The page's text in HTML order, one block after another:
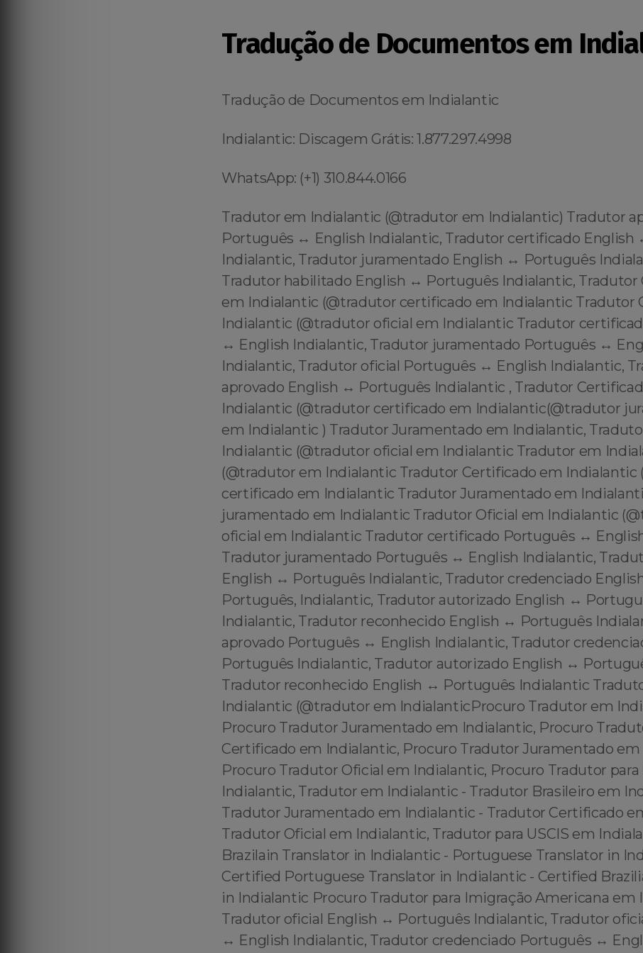
Tradução de Documentos em
Tradução de Documentos em Indialantic
Indialantic: Discagem Grátis: 1.877.297.4998
WhatsApp: (+1) 310.844.0166
Tradutor em Indialantic (@tradutor em Indialantic) Tradutor
Português ↔️ English Indialantic, Tradutor certificado English
Indialantic, Tradutor juramentado English ↔️ Português
Tradutor habilitado English ↔️ Português Indialantic, Tradutor
em Indialantic (@tradutor certificado em Indialantic Tradutor
Indialantic (@tradutor oficial em Indialantic Tradutor
↔️ English Indialantic, Tradutor juramentado Português ↔️
Indialantic, Tradutor oficial Português ↔️ English Indialantic,
aprovado English ↔️ Português Indialantic , Tradutor
Indialantic (@tradutor certificado em Indialantic(@tradutor
em Indialantic ) Tradutor Juramentado em Indialantic,
Indialantic (@tradutor oficial em Indialantic Tradutor em
(@tradutor em Indialantic Tradutor Certificado em Indialantic
certificado em Indialantic Tradutor Juramentado em
juramentado em Indialantic Tradutor Oficial em Indialantic
oficial em Indialantic Tradutor certificado Português ↔️
Tradutor juramentado Português ↔️ English Indialantic,
English ↔️ Português Indialantic, Tradutor credenciado
Português, Indialantic, Tradutor autorizado English ↔️
Indialantic, Tradutor reconhecido English ↔️ Português
aprovado Português ↔️ English Indialantic, Tradutor
Português Indialantic, Tradutor autorizado English ↔️
Tradutor reconhecido English ↔️ Português Indialantic
Indialantic (@tradutor em IndialanticProcuro Tradutor em
Procuro Tradutor Juramentado em Indialantic, Procuro
Certificado em Indialantic, Procuro Tradutor Juramentado
Procuro Tradutor Oficial em Indialantic, Procuro Tradutor para
Indialantic, Tradutor em Indialantic - Tradutor Brasileiro em
Tradutor Juramentado em Indialantic - Tradutor Certificado
Tradutor Oficial em Indialantic, Tradutor para USCIS em
Brazilain Translator in Indialantic - Portuguese Translator in
Certified Portuguese Translator in Indialantic - Certified
in Indialantic Procuro Tradutor para Imigração Americana em
Tradutor oficial English ↔️ Português Indialantic, Tradutor
↔️ English Indialantic, Tradutor credenciado Português ↔️